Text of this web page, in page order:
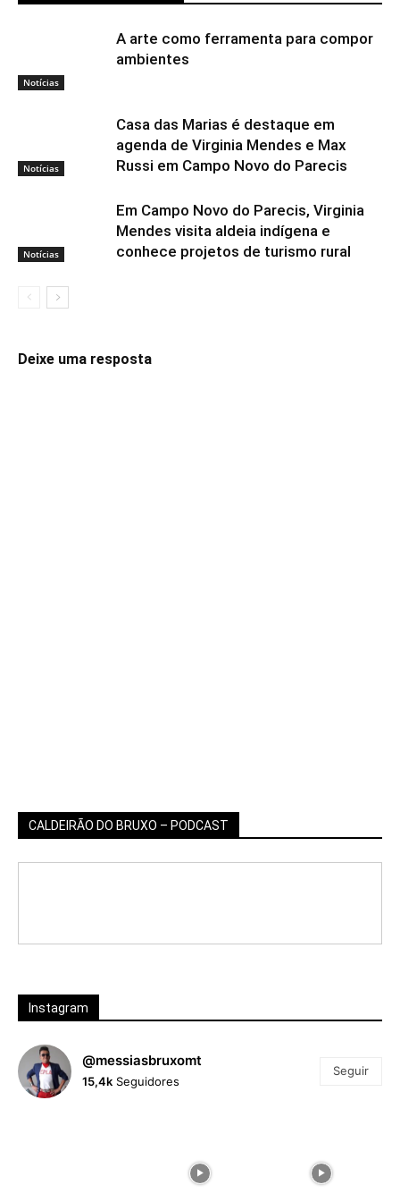
Notícias
A arte como ferramenta para compor
ambientes
Notícias
Casa das Marias é destaque em
agenda de Virginia Mendes e Max
Russi em Campo Novo do Parecis
Notícias
Em Campo Novo do Parecis, Virginia
Mendes visita aldeia indígena e
conhece projetos de turismo rural
Deixe uma resposta
CALDEIRÃO DO BRUXO – PODCAST
Instagram
@messiasbruxomt
15,4k Seguidores
Seguir